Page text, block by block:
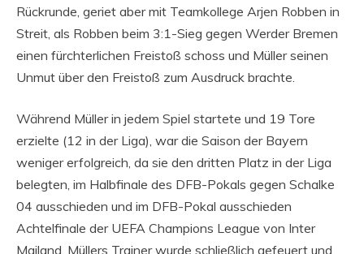
Rückrunde, geriet aber mit Teamkollege Arjen Robben in
Streit, als Robben beim 3:1-Sieg gegen Werder Bremen
einen fürchterlichen Freistoß schoss und Müller seinen
Unmut über den Freistoß zum Ausdruck brachte.
Während Müller in jedem Spiel startete und 19 Tore
erzielte (12 in der Liga), war die Saison der Bayern
weniger erfolgreich, da sie den dritten Platz in der Liga
belegten, im Halbfinale des DFB-Pokals gegen Schalke
04 ausschieden und im DFB-Pokal ausschieden
Achtelfinale der UEFA Champions League von Inter
Mailand. Müllers Trainer wurde schließlich gefeuert und